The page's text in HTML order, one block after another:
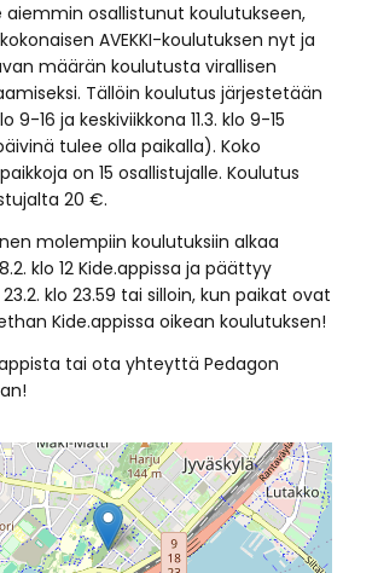
osallistunut koulutukseen,
AVEKKI-koulutuksen nyt ja
määrän koulutusta virallisen
Tällöin koulutus järjestetään
9-16 ja keskiviikkona 11.3. klo 9-15
tulee olla paikalla). Koko
on 15 osallistujalle. Koulutus
20 €.
molempiin koulutuksiin alkaa
klo 12 Kide.appissa ja päättyy
klo 23.59 tai silloin, kun paikat ovat
Kide.appissa oikean koulutuksen!
tai ota yhteyttä Pedagon